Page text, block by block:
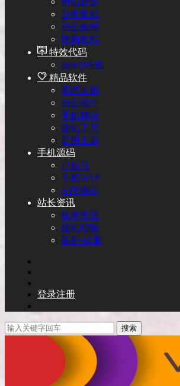
自学教程
办公教程
电商教程
特效代码
jquery特效
精品软件
系统应用
办公软件
手机移动
建站工具
常用工具
手机源码
小程序
手机WAP
APP源码
站长资讯
技术资讯
建站经验
盈利/运营
登录注册
搜索